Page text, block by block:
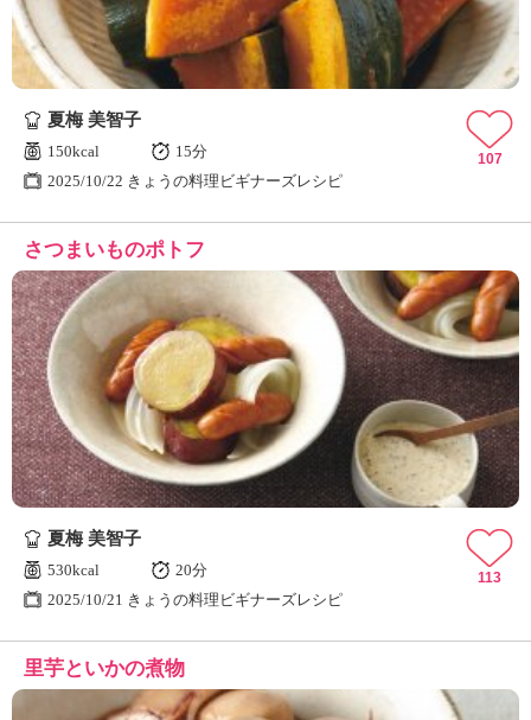
夏梅 美智子
150kcal
15分
2025/10/22 きょうの料理ビギナーズレシピ
107
さつまいものポトフ
夏梅 美智子
530kcal
20分
2025/10/21 きょうの料理ビギナーズレシピ
113
里芋といかの煮物